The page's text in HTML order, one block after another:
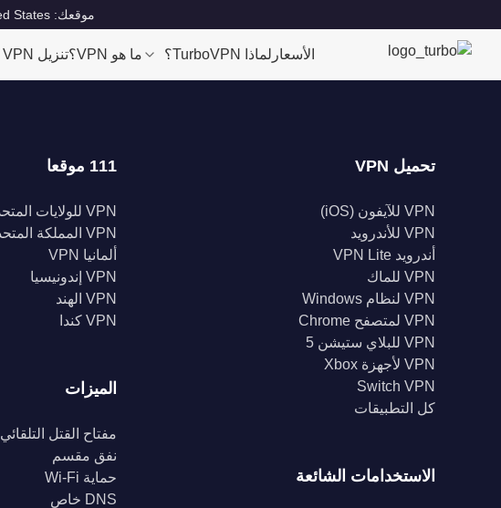
موقعك: United States
الأسعار لماذا TurboVPN؟ ما هو VPN؟ تنزيل VPN
تحميل VPN
VPN للآيفون (iOS)
VPN للأندرويد
أندرويد VPN Lite
VPN للماك
VPN لنظام Windows
VPN لمتصفح Chrome
VPN للبلاي ستيشن 5
VPN لأجهزة Xbox
Switch VPN
كل التطبيقات
الاستخدامات الشائعة
111 موقعا
VPN للولايات المتحدة
VPN المملكة المتحدة
ألمانيا VPN
VPN إندونيسيا
VPN الهند
VPN كندا
الميزات
مفتاح القتل التلقائي
نفق مقسم
حماية Wi-Fi
DNS خاص